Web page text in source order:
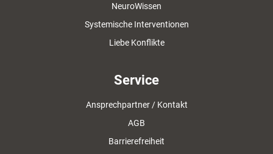
NeuroWissen
Systemische Interventionen
Liebe Konflikte
Service
Ansprechpartner / Kontakt
AGB
Barrierefreiheit